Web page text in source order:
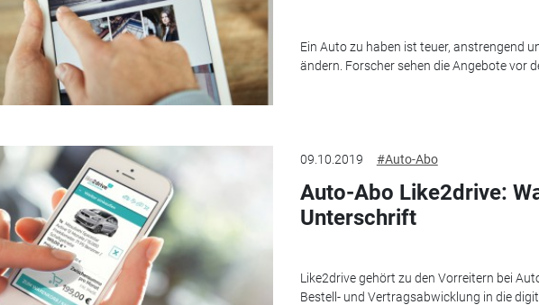
Ein Auto zu haben ist teuer, anstrengend
ändern. Forscher sehen die Angebote vor
09.10.2019 #Auto-Abo
Auto-Abo Like2drive:
Unterschrift
Like2drive gehört zu den Vorreitern bei
Bestell- und Vertragsabwicklung in die